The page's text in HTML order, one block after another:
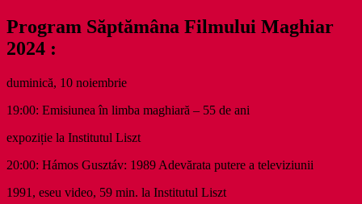
Program Săptămâna Filmului Maghiar
2024 :
duminică, 10 noiembrie
19:00: Emisiunea în limba maghiară – 55 de ani
expoziție la Institutul Liszt
20:00: Hámos Gusztáv: 1989 Adevărata putere a televiziunii
1991, eseu video, 59 min. la Institutul Liszt